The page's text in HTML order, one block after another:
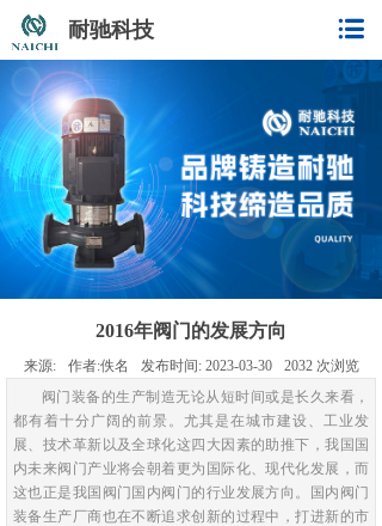
2016年阀门的发展方向
来源: 作者:佚名 发布时间: 2023-03-30 2032 次浏览
阀门装备的生产制造无论从短时间或是长久来看，
都有着十分广阔的前景。尤其是在城市建设、工业发
展、技术革新以及全球化这四大因素的助推下，我国国
内未来阀门产业将会朝着更为国际化、现代化发展，而
这也正是我国阀门国内阀门的行业发展方向。国内阀门
装备生产厂商也在不断追求创新的过程中，打进新的市
耐驰科技